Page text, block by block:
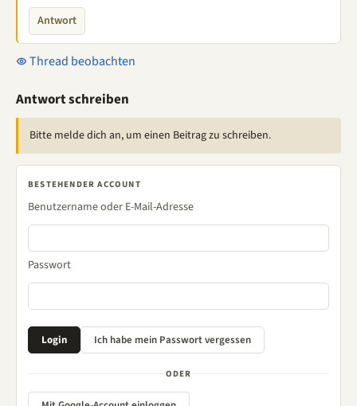
Antwort
Thread beobachten
Antwort schreiben
Bitte melde dich an, um einen Beitrag zu schreiben.
BESTEHENDER ACCOUNT
Benutzername oder E-Mail-Adresse
Passwort
ODER